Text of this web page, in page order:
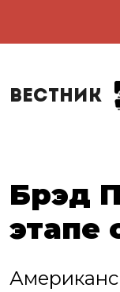
ВЕСТНИК
Брэд
этапе